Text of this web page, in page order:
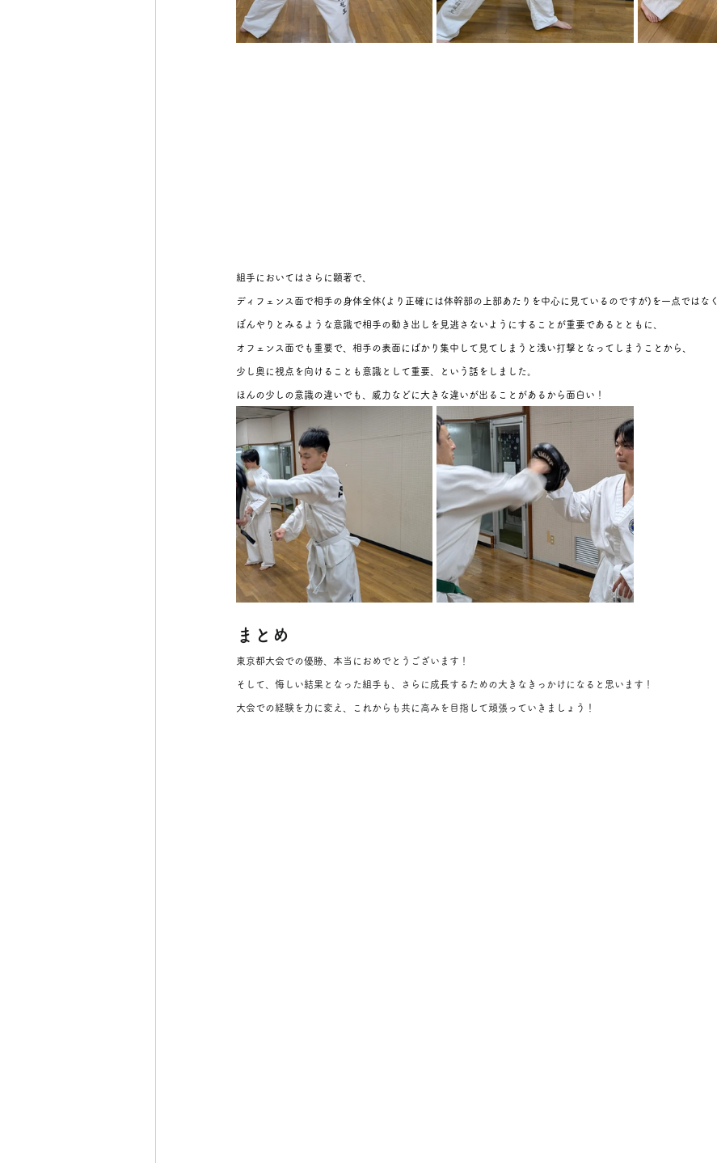
組手においてはさらに顕著で、
ディフェンス面で相手の身体全体(より正確には体幹部の上部あたりを中心に見ているのですが)を一点ではなく
ぼんやりとみるような意識で相手の動き出しを見逃さないようにすることが重要であるとともに、
オフェンス面でも重要で、相手の表面にばかり集中して見てしまうと浅い打撃となってしまうことから、
少し奥に視点を向けることも意識として重要、という話をしました。
ほんの少しの意識の違いでも、威力などに大きな違いが出ることがあるから面白い！
まとめ
東京都大会での優勝、本当におめでとうございます！
そして、悔しい結果となった組手も、さらに成長するための大きなきっかけになると思います！
大会での経験を力に変え、これからも共に高みを目指して頑張っていきましょう！